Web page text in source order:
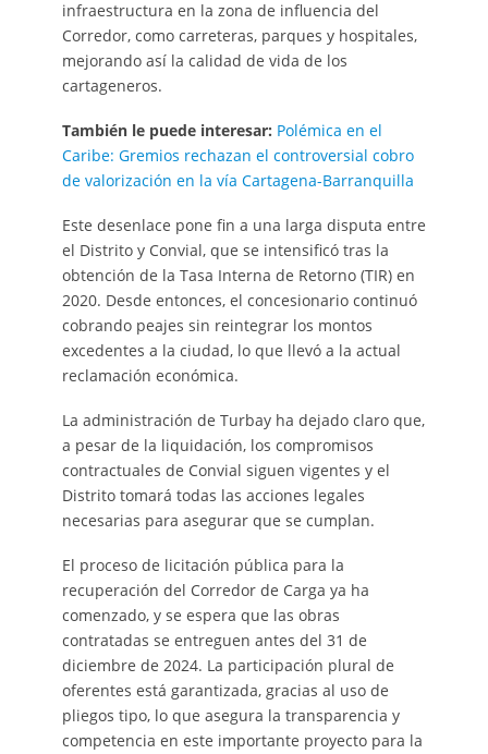
infraestructura en la zona de influencia del
Corredor, como carreteras, parques y hospitales,
mejorando así la calidad de vida de los
cartageneros.
También le puede interesar: Polémica en el
Caribe: Gremios rechazan el controversial cobro
de valorización en la vía Cartagena-Barranquilla
Este desenlace pone fin a una larga disputa entre
el Distrito y Convial, que se intensificó tras la
obtención de la Tasa Interna de Retorno (TIR) en
2020. Desde entonces, el concesionario continuó
cobrando peajes sin reintegrar los montos
excedentes a la ciudad, lo que llevó a la actual
reclamación económica.
La administración de Turbay ha dejado claro que,
a pesar de la liquidación, los compromisos
contractuales de Convial siguen vigentes y el
Distrito tomará todas las acciones legales
necesarias para asegurar que se cumplan.
El proceso de licitación pública para la
recuperación del Corredor de Carga ya ha
comenzado, y se espera que las obras
contratadas se entreguen antes del 31 de
diciembre de 2024. La participación plural de
oferentes está garantizada, gracias al uso de
pliegos tipo, lo que asegura la transparencia y
competencia en este importante proyecto para la